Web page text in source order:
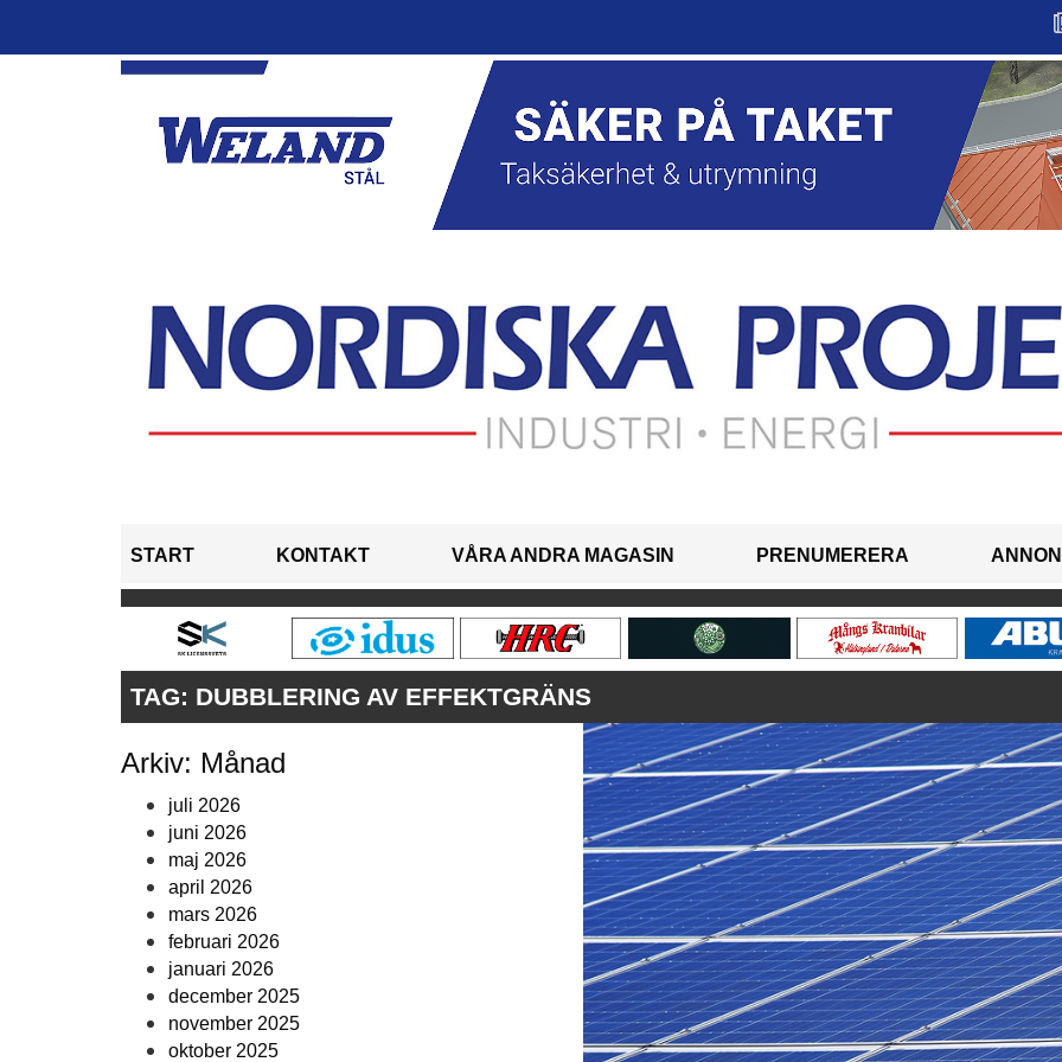
START KONTAKT VÅRA ANDRA MAGASIN PRENUMERERA
TAG: DUBBLERING AV EFFEKTGRÄNS
Arkiv: Månad
juli 2026
juni 2026
maj 2026
april 2026
mars 2026
februari 2026
januari 2026
december 2025
november 2025
oktober 2025